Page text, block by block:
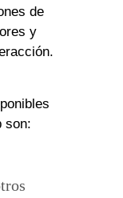
de
y
son: